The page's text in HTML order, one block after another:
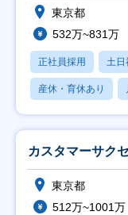
東京都
532万~831万
正社員採用 土日
産休・育休あり
カスタマーサク
東京都
512万~1001万